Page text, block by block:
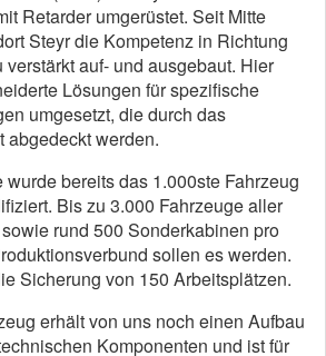
Retarder umgerüstet. Seit Mitte
Steyr die Kompetenz in Richtung
auf- und ausgebaut. Hier
Lösungen für spezifische
umgesetzt, die durch das
abgedeckt werden.
bereits das 1.000ste Fahrzeug
Bis zu 3.000 Fahrzeuge aller
rund 500 Sonderkabinen pro
sollen es werden.
Sicherung von 150 Arbeitsplätzen.
erhält von uns noch einen Aufbau
Komponenten und ist für